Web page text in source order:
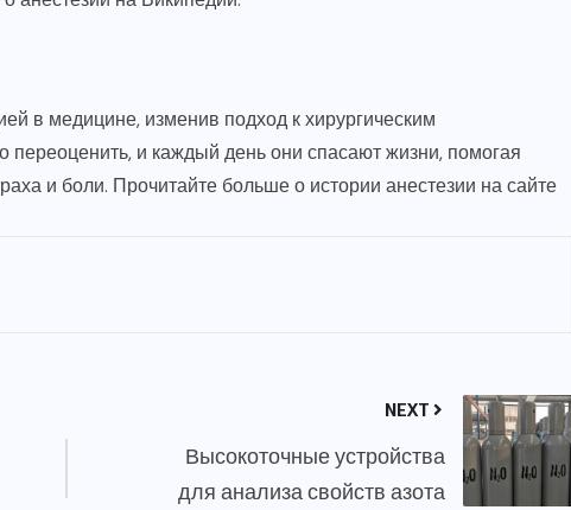
в медицине, изменив подход к хирургическим
и каждый день они спасают жизни, помогая
и боли. Прочитайте больше о истории анестезии на сайте
NEXT
Высокоточные устройства
для анализа свойств азота